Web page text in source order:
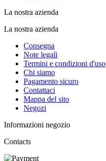
La nostra azienda
La nostra azienda
Consegna
Note legali
Termini e condizioni d'uso
Chi siamo
Pagamento sicuro
Contattaci
Mappa del sito
Negozi
Informazioni negozio
Contacts